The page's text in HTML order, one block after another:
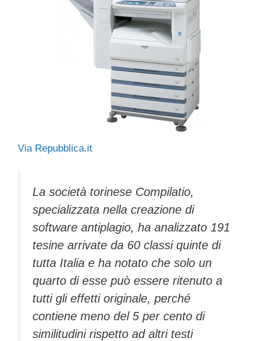
Via Repubblica.it
La società torinese Compilatio,
specializzata nella creazione di
software antiplagio, ha analizzato 191
tesine arrivate da 60 classi quinte di
tutta Italia e ha notato che solo un
quarto di esse può essere ritenuto a
tutti gli effetti originale, perché
contiene meno del 5 per cento di
similitudini rispetto ad altri testi